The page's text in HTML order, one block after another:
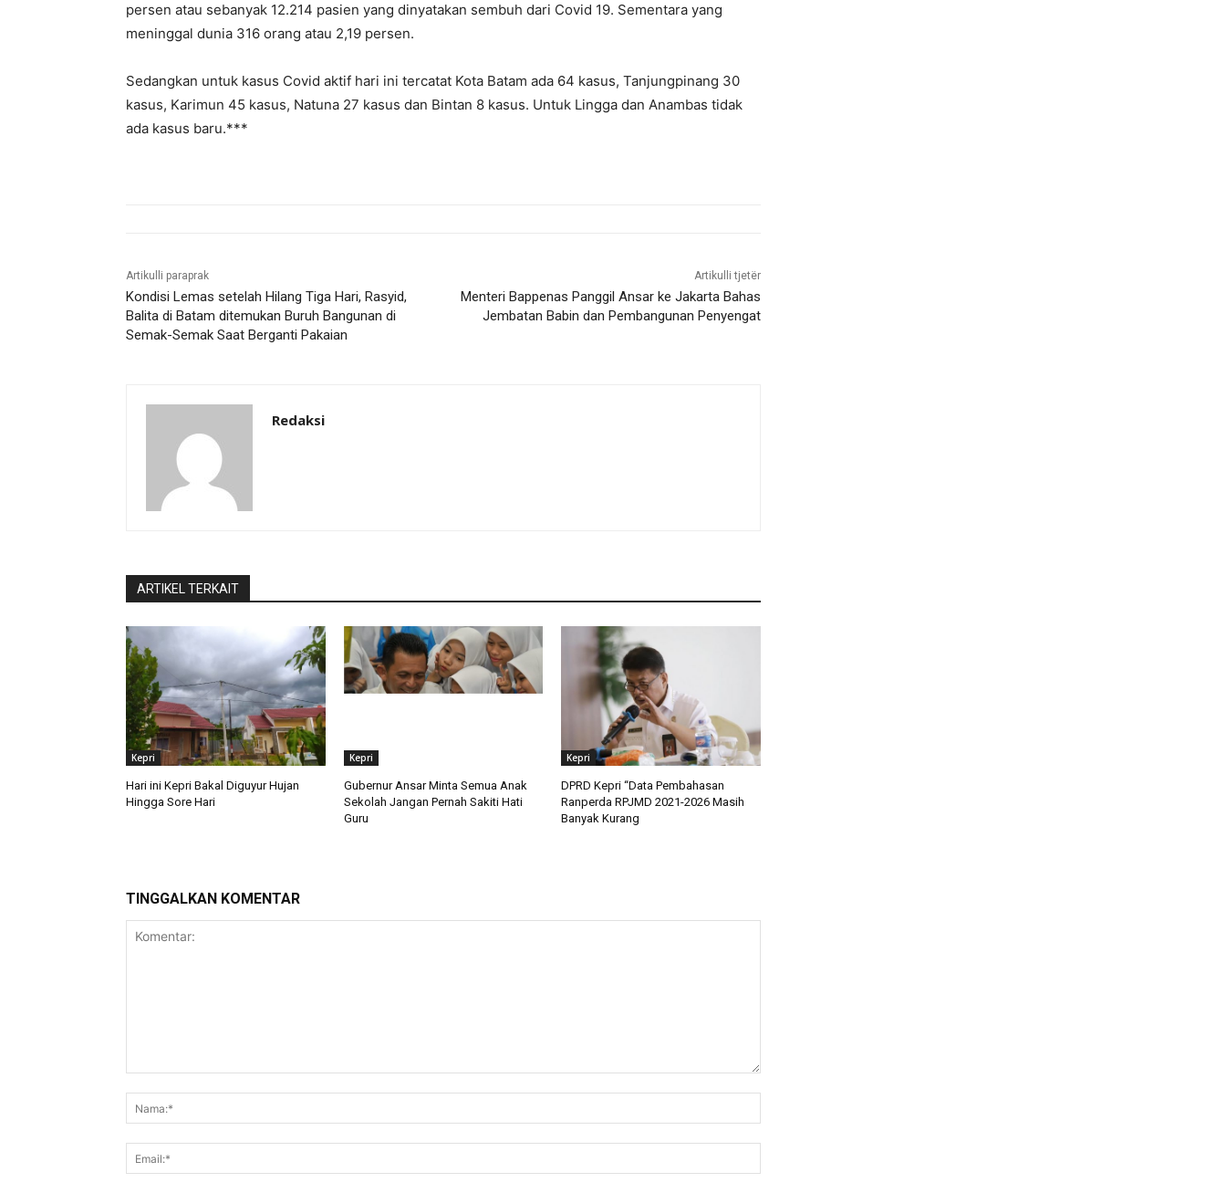
persen atau sebanyak 12.214 pasien yang dinyatakan sembuh dari Covid 19. Sementara yang
meninggal dunia 316 orang atau 2,19 persen.
Sedangkan untuk kasus Covid aktif hari ini tercatat Kota Batam ada 64 kasus, Tanjungpinang 30
kasus, Karimun 45 kasus, Natuna 27 kasus dan Bintan 8 kasus. Untuk Lingga dan Anambas tidak
ada kasus baru.***
Artikulli paraprak
Kondisi Lemas setelah Hilang Tiga Hari, Rasyid,
Balita di Batam ditemukan Buruh Bangunan di
Semak-Semak Saat Berganti Pakaian
Artikulli tjetër
Menteri Bappenas Panggil Ansar ke Jakarta Bahas
Jembatan Babin dan Pembangunan Penyengat
Redaksi
ARTIKEL TERKAIT
Kepri
Hari ini Kepri Bakal Diguyur Hujan
Hingga Sore Hari
Kepri
Gubernur Ansar Minta Semua Anak
Sekolah Jangan Pernah Sakiti Hati
Guru
Kepri
DPRD Kepri “Data Pembahasan
Ranperda RPJMD 2021-2026 Masih
Banyak Kurang
TINGGALKAN KOMENTAR